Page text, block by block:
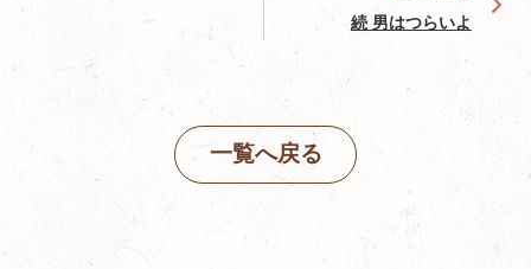
続 男はつらいよ
一覧へ戻る